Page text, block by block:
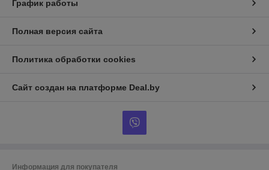
График работы
Полная версия сайта
Политика обработки cookies
Сайт создан на платформе Deal.by
Информация для покупателя